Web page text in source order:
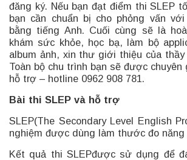
đăng ký. Nếu bạn đạt điểm thi SLEP
bạn cần chuẩn bị cho phỏng vấn
bằng tiếng Anh. Cuối cùng sẽ là
khám sức khỏe, học bạ, làm bộ
album ảnh, xin thư giới thiệu của
Toàn bộ chu trình bạn sẽ được
hỗ trợ – hotline 0962 908 781.
Bài thi SLEP và hỗ trợ
SLEP(The Secondary Level English
nghiệm được dùng làm thước đo năng
Kết quả thi SLEPđược sử dụng để